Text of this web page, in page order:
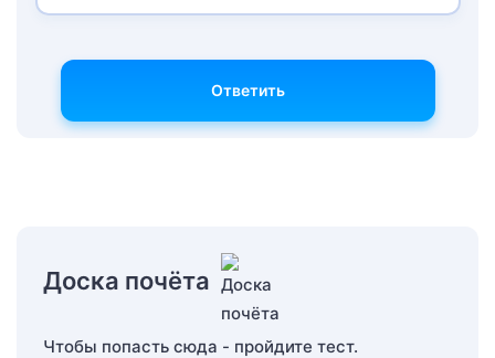
Ответить
Доска почёта
Чтобы попасть сюда - пройдите тест.